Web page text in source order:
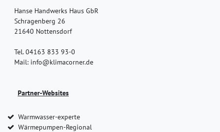
Hanse Handwerks Haus GbR
Schragenberg 26
21640 Nottensdorf
Tel. 04163 833 93-0
Mail: info@klimacorner.de
Partner-Websites
Warmwasser-experte
Wärmepumpen-Regional